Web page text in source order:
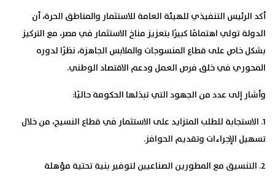
أكد الرئيس التنفيذي للهيئة العامة للاستثمار والمناطق الحرة، أن
الدولة تولي اهتمامًا كبيرًا بتعزيز مناخ الاستثمار في مصر، مع التركيز
بشكل خاص على قطاع المنسوجات والملابس الجاهزة، نظرًا لدوره
المحوري في خلق فرص العمل ودعم الاقتصاد الوطني.
وأشار إلى عدد من الجهود التي تبذلها الحكومة حاليًا:
1. الاستجابة للطلب المتزايد على الاستثمار
في قطاع النسيج، من خلال
تسهيل الإجراءات وتقديم الحوافز.
2. التنسيق مع المطورين الصناعيين
لتوفير بنية تحتية مؤهلة